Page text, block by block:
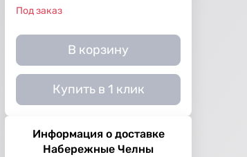
Под заказ
В корзину
Купить в 1 клик
Информация о доставке
Набережные Челны